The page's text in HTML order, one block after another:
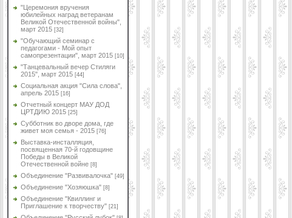
"Церемония вручения
юбилейных наград ветеранам
Великой Отечественной войны",
март 2015 [32]
"Обучающий семинар с
педагогами - Мой опыт
самопрезентации", март 2015 [10]
"Танцевальный вечер Стиляги
2015", март 2015 [44]
Социальная акция "Сила слова",
апрель 2015 [16]
Отчетный концерт МАУ ДОД
ЦРТДИЮ 2015 [25]
Субботник во дворе дома, где
живет моя семья - 2015 [76]
Выставка-инсталляция,
посвященная 70-й годовщине
Победы в Великой
Отечественной войне [8]
Объединение "Развивалочка" [49]
Объединение "Хозяюшка" [8]
Объединение "Квиллинг и
Приглашение к творчеству" [21]